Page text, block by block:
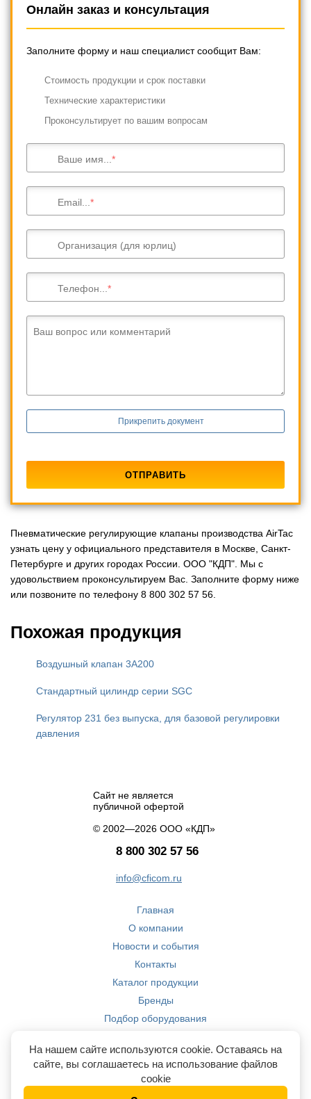
Онлайн заказ и консультация
Заполните форму и наш специалист сообщит Вам:
Cтоимость продукции и срок поставки
Технические характеристики
Проконсультирует по вашим вопросам
Ваше имя...
Email...
Организация (для юрлиц)
Телефон...
Ваш вопрос или комментарий
Прикрепить документ
Пневматические регулирующие клапаны производства AirTac
узнать цену у официального представителя в Москве, Санкт-
Петербурге и других городах России. ООО "КДП". Мы с
удовольствием проконсультируем Вас. Заполните форму ниже
или позвоните по телефону 8 800 302 57 56.
Похожая продукция
Воздушный клапан 3A200
Стандартный цилиндр серии SGC
Регулятор 231 без выпуска, для базовой регулировки
давления
Сайт не является
публичной офертой
© 2002—2026 ООО «КДП»
8 800 302 57 56
info@cficom.ru
Главная
О компании
Новости и события
Контакты
Каталог продукции
Бренды
Подбор оборудования
Компетенции
На нашем сайте используются cookie. Оставаясь на
сайте, вы соглашаетесь на использование файлов
cookie